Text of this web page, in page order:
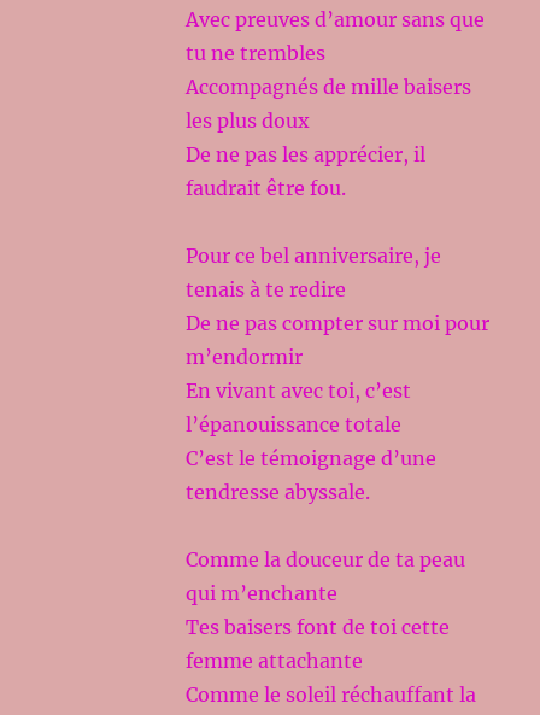
Avec preuves d’amour sans que
tu ne trembles
Accompagnés de mille baisers
les plus doux
De ne pas les apprécier, il
faudrait être fou.
Pour ce bel anniversaire, je
tenais à te redire
De ne pas compter sur moi pour
m’endormir
En vivant avec toi, c’est
l’épanouissance totale
C’est le témoignage d’une
tendresse abyssale.
Comme la douceur de ta peau
qui m’enchante
Tes baisers font de toi cette
femme attachante
Comme le soleil réchauffant la